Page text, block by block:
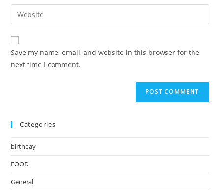
comment
email
address
comment
Enter
your
website
URL
(optional)
Save my name, email, and website in this browser for the
next time I comment.
Categories
birthday
FOOD
General